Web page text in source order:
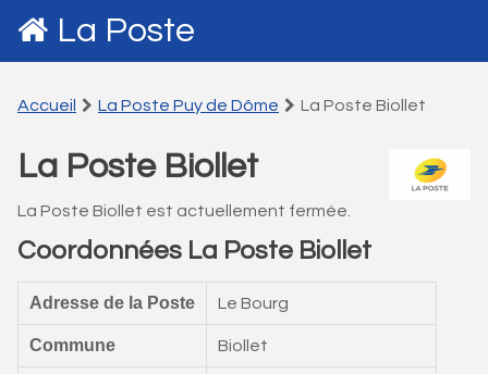
La Poste
Accueil La Poste Puy de Dôme La Poste Biollet
La Poste Biollet
La Poste Biollet est actuellement fermée.
Coordonnées La Poste Biollet
Adresse de la Poste Le Bourg
Commune Biollet